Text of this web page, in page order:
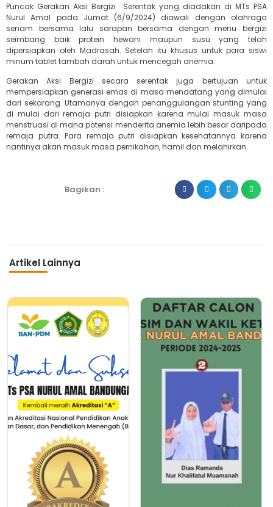
Puncak Gerakan Aksi Bergizi Serentak yang diadakan di MTs PSA
Nurul Amal pada Jumat (6/9/2024) diawali dengan olahraga
senam bersama lalu sarapan bersama dengan menu bergizi
seimbang baik protein hewani maupun susu yang telah
dipersiapkan oleh Madrasah. Setelah itu khusus untuk para siswi
minum tablet tambah darah untuk mencegah anemia.
Gerakan Aksi Bergizi secara serentak juga bertujuan untuk
mempersiapkan generasi emas di masa mendatang yang dimulai
dari sekarang. Utamanya dengan penanggulangan stunting yang
di mulai dari remaja putri disiapkan karena mulai masuk masa
menstruasi di mana potensi menderita anemia lebih besar daripada
remaja putra. Para remaja putri disiapkan kesehatannya karena
nantinya akan masuk masa pernikahan, hamil dan melahirkan.
Bagikan :
Artikel Lainnya